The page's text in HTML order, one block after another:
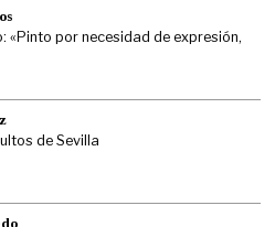
«Pinto por necesidad de expresión,
de Sevilla